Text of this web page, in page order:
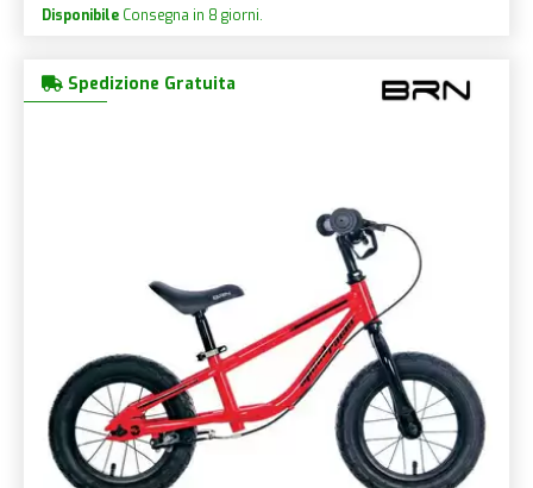
Disponibile Consegna in 8 giorni.
Spedizione Gratuita